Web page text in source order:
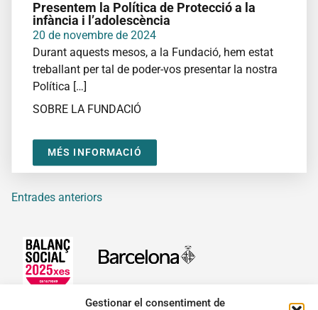
Gestionar el consentiment de
Presentem la Política de Protecció a la
infància i l’adolescència
20 de novembre de 2024
Durant aquests mesos, a la Fundació, hem estat
treballant per tal de poder-vos presentar la nostra
Política […]
SOBRE LA FUNDACIÓ
MÉS INFORMACIÓ
Entrades anteriors